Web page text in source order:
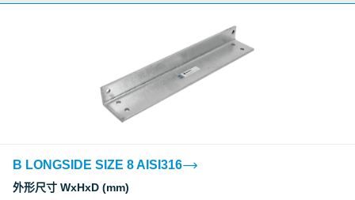
B LONGSIDE SIZE 8 AISI316
外形尺寸 WxHxD (mm)